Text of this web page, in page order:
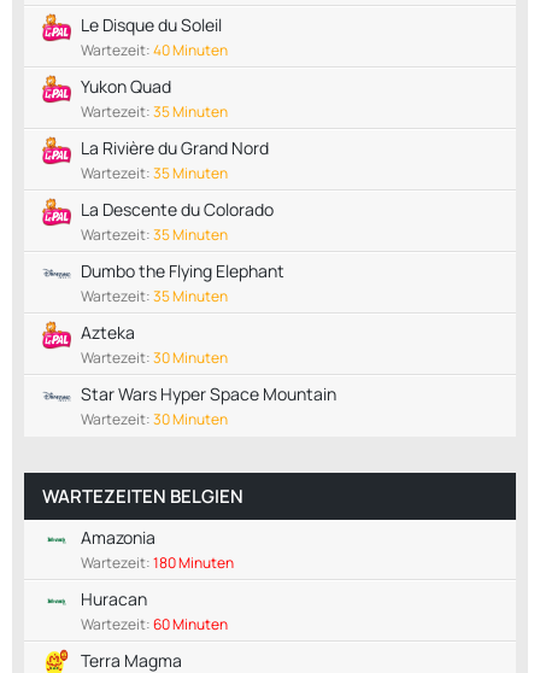
Le Disque du Soleil
Wartezeit:40 Minuten
Yukon Quad
Wartezeit:35 Minuten
La Rivière du Grand Nord
Wartezeit:35 Minuten
La Descente du Colorado
Wartezeit:35 Minuten
Dumbo the Flying Elephant
Wartezeit:35 Minuten
Azteka
Wartezeit:30 Minuten
Star Wars Hyper Space Mountain
Wartezeit:30 Minuten
WARTEZEITEN BELGIEN
Amazonia
Wartezeit:180 Minuten
Huracan
Wartezeit:60 Minuten
Terra Magma